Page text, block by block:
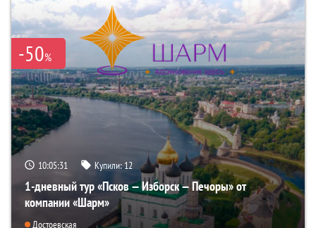
-50%
10:05:30 Купили:12
1-дневный тур «Псков — Изборск — Печоры» от
компании «Шарм»
Достоевская